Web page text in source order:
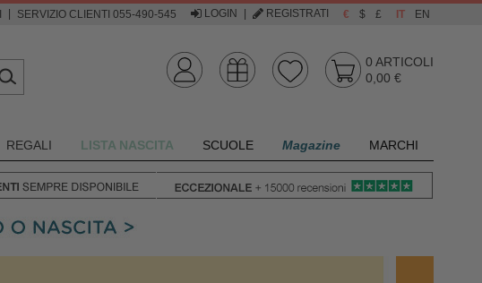
SERVIZIO CLIENTI 055-490-545 LOGIN REGISTRATI € $ £ IT EN
0 ARTICOLI
0,00 €
REGALI LISTA NASCITA SCUOLE Magazine MARCHI